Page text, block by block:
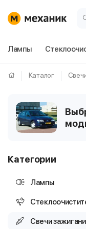
Лампы
Каталог
Категории
Лампы
Свечи